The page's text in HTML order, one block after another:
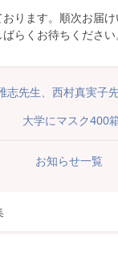
ります。順次お届
らくお待ちください
志先生、西村真実
大学にマスク400
お知らせ一覧